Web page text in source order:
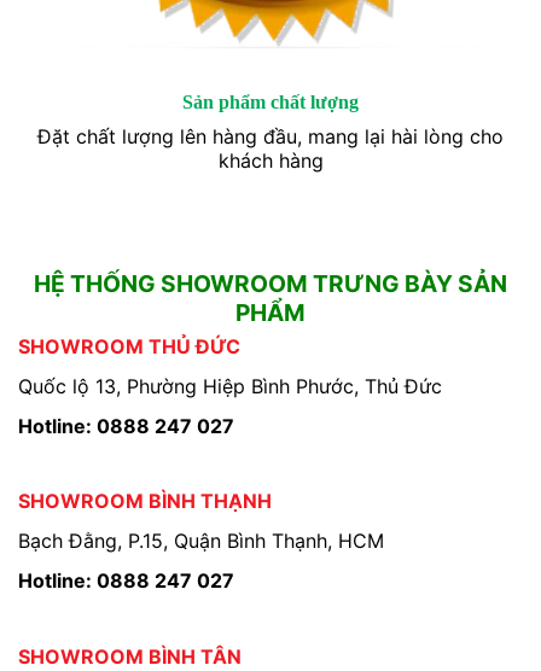
Sản phẩm chất lượng
Đặt chất lượng lên hàng đầu, mang lại hài lòng cho
khách hàng
HỆ THỐNG SHOWROOM TRƯNG BÀY SẢN
PHẨM
SHOWROOM THỦ ĐỨC
Quốc lộ 13, Phường Hiệp Bình Phước, Thủ Đức
Hotline: 0888 247 027
SHOWROOM BÌNH THẠNH
Bạch Đằng, P.15, Quận Bình Thạnh, HCM
Hotline: 0888 247 027
SHOWROOM BÌNH TÂN